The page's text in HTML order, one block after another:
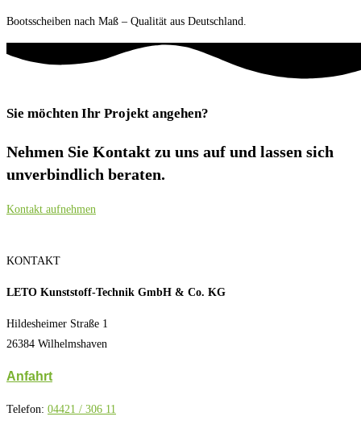
Bootsscheiben nach Maß – Qualität aus Deutschland.
Sie möchten Ihr Projekt angehen?
Nehmen Sie Kontakt zu uns auf und lassen sich
unverbindlich beraten.
Kontakt aufnehmen
KONTAKT
LETO Kunststoff-Technik GmbH & Co. KG
Hildesheimer Straße 1
26384 Wilhelmshaven
Anfahrt
Telefon: 04421 / 306 11